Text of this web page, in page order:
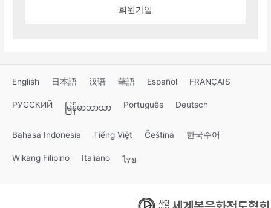
회원가입
English 日本語 汉语 華語 Español FRANÇAIS
РУССКИЙ မြန်မာဘာသာ Português Deutsch
Bahasa Indonesia Tiếng Việt Čeština 한국수어
Wikang Filipino Italiano ไทย